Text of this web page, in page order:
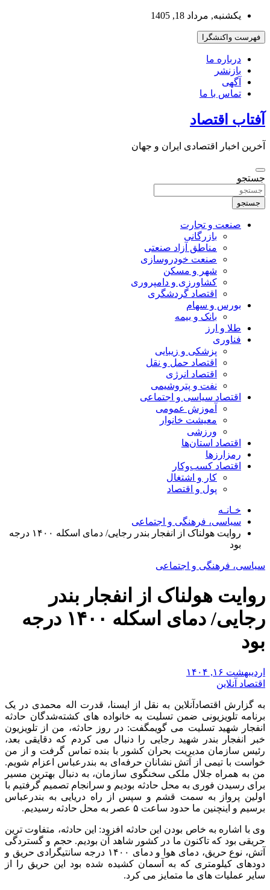
بروید
یکشنبه, مرداد 18, 1405
فهرست واکنشگرا
درباره ما
بازنشر
آگهی
تماس با ما
آفتاب اقتصاد
آخرین اخبار اقتصادی ایران و جهان
جستجو
جستجو
صنعت و تجارت
بازرگانی
مناطق آزاد صنعتی
صنعت خودروسازی
شهر و مسکن
کشاورزی و دامپروری
اقتصاد گردشگری
بورس و سهام
بانک و بیمه
طلا و ارز
فناوری
پزشکی و زیبایی
اقتصاد حمل و نقل
اقتصاد انرژی
نفت و پتروشیمی
اقتصاد سیاسی و اجتماعی
آموزش عمومی
معیشت خانوار
ورزشی
اقتصاد استان‌ها
رمزارزها
اقتصاد کسب‌و‌کار
کار و اشتغال
پول و اقتصاد
خـانـه
سیاسی، فرهنگی و اجتماعی
روایت هولناک از انفجار بندر رجایی/ دمای اسکله ۱۴۰۰ درجه
بود
سیاسی، فرهنگی و اجتماعی
روایت هولناک از انفجار بندر
رجایی/ دمای اسکله ۱۴۰۰ درجه
بود
اردیبهشت ۱۶, ۱۴۰۴
اقتصاد آنلاین
به گزارش اقتصادآنلاین به نقل از ایسنا، قدرت اله محمدی در یک
برنامه تلویزیونی ضمن تسلیت به خانواده های کشته‌شدگان حادثه
انفجار شهید تسلیت می گویمگفت: در روز حادثه، من از تلویزیون
خبر انفجار بندر شهید رجایی را دنبال می کردم که دقایقی بعد،
رئیس سازمان مدیریت بحران کشور با بنده تماس گرفت و از من
خواست با تیمی از آتش نشانان حرفه‌ای به بندرعباس اعزام شویم.
من به همراه جلال ملکی سخنگوی سازمان، به دنبال بهترین مسیر
برای رسیدن فوری به محل حادثه بودیم و سرانجام تصمیم گرفتیم با
اولین پرواز به سمت قشم و سپس از راه دریایی به بندرعباس
برسیم و اینچنین ما حدود ساعت ۵ عصر به محل حادثه رسیدیم.
وی با اشاره به خاص بودن این حادثه افزود: این حادثه، متفاوت ترین
حریقی بود که تاکنون ما در کشور شاهد آن بودیم. حجم و گستردگی
آتش، نوع حریق، دمای هوا و دمای ۱۴۰۰ درجه سانتیگرادی حریق و
دودهای کیلومتری که به آسمان کشیده شده بود این حریق را از
سایر عملیات های ما متمایز می کرد.